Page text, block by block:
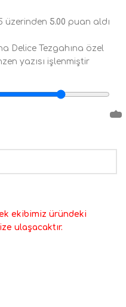
üzerinden 5.00 puan aldı
Delice Tezgahına özel
yazısı işlenmiştir
ekibimiz üründeki
ulaşacaktır.